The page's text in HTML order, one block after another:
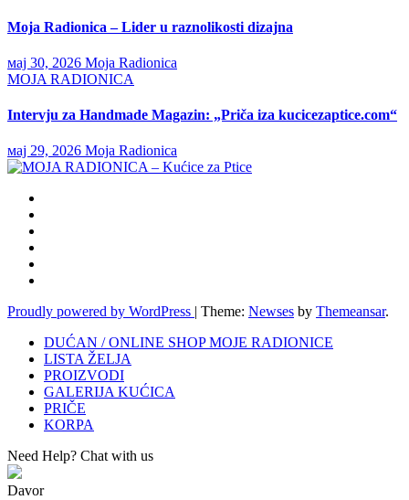
Moja Radionica – Lider u raznolikosti dizajna
мај 30, 2026 Moja Radionica
MOJA RADIONICA
Intervju za Handmade Magazin: „Priča iza kucicezaptice.com“
мај 29, 2026 Moja Radionica
Proudly powered by WordPress | Theme: Newses by Themeansar.
DUĆAN / ONLINE SHOP MOJE RADIONICE
LISTA ŽELJA
PROIZVODI
GALERIJA KUĆICA
PRIČE
KORPA
Need Help? Chat with us
Davor